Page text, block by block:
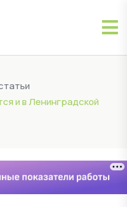
и в Ленинградской